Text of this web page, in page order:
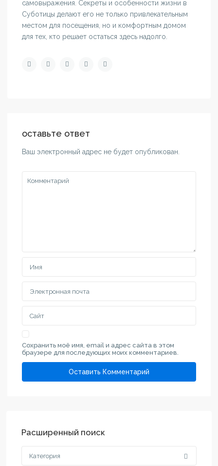
самовыражения. Секреты и особенности жизни в
Суботицы делают его не только привлекательным
местом для посещения, но и комфортным домом
для тех, кто решает остаться здесь надолго.
оставьте ответ
Ваш электронный адрес не будет опубликован.
Сохранить моё имя, email и адрес сайта в этом
браузере для последующих моих комментариев.
Расширенный поиск
Категория